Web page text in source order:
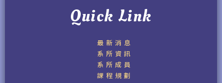
Quick Link
最新消息
系所資訊
系所成員
課程規劃